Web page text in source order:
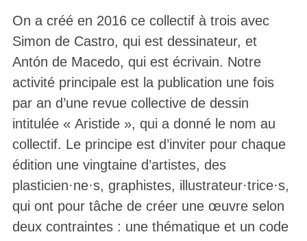
On a créé en 2016 ce collectif à trois avec
Simon de Castro, qui est dessinateur, et
Antón de Macedo, qui est écrivain. Notre
activité principale est la publication une fois
par an d’une revue collective de dessin
intitulée « Aristide », qui a donné le nom au
collectif. Le principe est d’inviter pour chaque
édition une vingtaine d’artistes, des
plasticien·ne·s, graphistes, illustrateur·trice·s,
qui ont pour tâche de créer une œuvre selon
deux contraintes : une thématique et un code